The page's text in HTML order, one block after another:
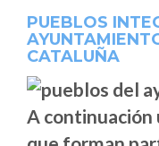
PUEBLOS
CATALUÑA
A continuación